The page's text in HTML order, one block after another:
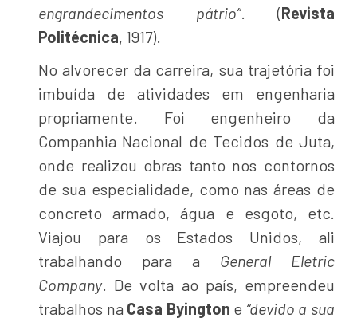
engrandecimentos pátrio”. (Revista
Politécnica, 1917).
No alvorecer da carreira, sua trajetória foi
imbuída de atividades em engenharia
propriamente. Foi engenheiro da
Companhia Nacional de Tecidos de Juta,
onde realizou obras tanto nos contornos
de sua especialidade, como nas áreas de
concreto armado, água e esgoto, etc.
Viajou para os Estados Unidos, ali
trabalhando para a General Eletric
Company. De volta ao país, empreendeu
trabalhos na Casa Byington e “devido a sua